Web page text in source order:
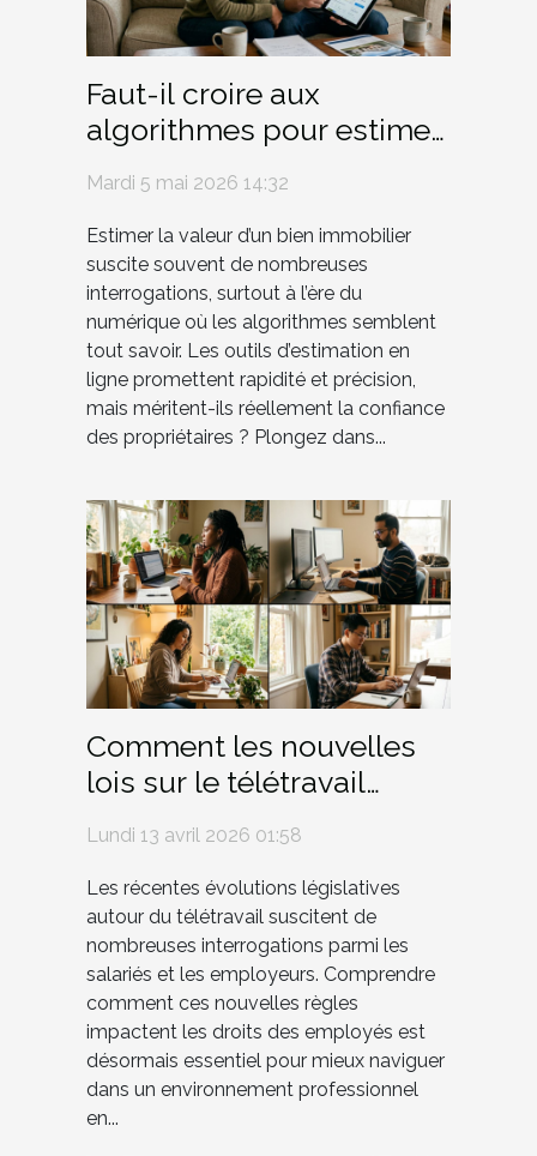
Faut-il croire aux
algorithmes pour estimer
sa maison ?
Mardi 5 mai 2026 14:32
Estimer la valeur d’un bien immobilier
suscite souvent de nombreuses
interrogations, surtout à l’ère du
numérique où les algorithmes semblent
tout savoir. Les outils d’estimation en
ligne promettent rapidité et précision,
mais méritent-ils réellement la confiance
des propriétaires ? Plongez dans...
Comment les nouvelles
lois sur le télétravail
droits des employés ?
Lundi 13 avril 2026 01:58
Les récentes évolutions législatives
autour du télétravail suscitent de
nombreuses interrogations parmi les
salariés et les employeurs. Comprendre
comment ces nouvelles règles
impactent les droits des employés est
désormais essentiel pour mieux naviguer
dans un environnement professionnel
en...